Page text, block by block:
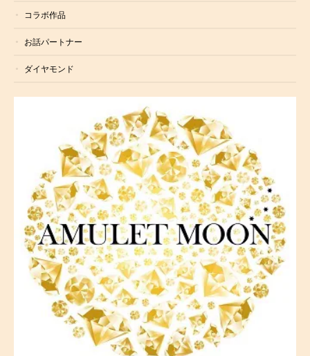
コラボ作品
お話パートナー
ダイヤモンド